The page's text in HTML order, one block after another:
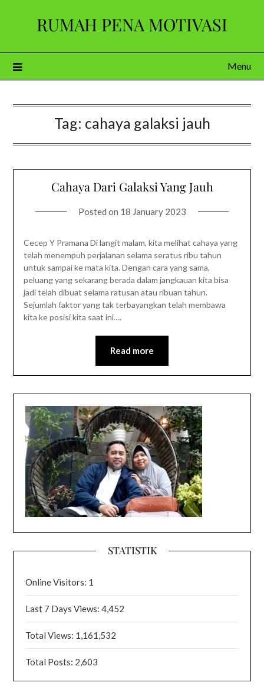
RUMAH PENA MOTIVASI
Menu
Tag: cahaya galaksi jauh
Cahaya Dari Galaksi Yang Jauh
Posted on 18 January 2023
Cecep Y Pramana Di langit malam, kita melihat cahaya yang
telah menempuh perjalanan selama seratus ribu tahun
untuk sampai ke mata kita. Dengan cara yang sama,
peluang yang sekarang berada dalam jangkauan kita bisa
jadi telah dibuat selama ratusan atau ribuan tahun.
Sejumlah faktor yang tak terbayangkan telah membawa
kita ke posisi kita saat ini….
Read more
STATISTIK
Online Visitors: 1
Last 7 Days Views:4,452
Total Views: 1,161,532
Total Posts: 2,603